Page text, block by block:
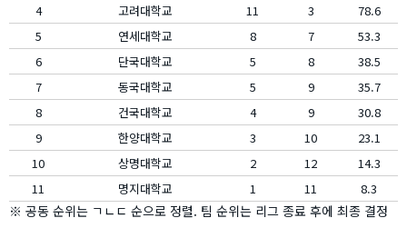
4
고려대학교 11 3
78.6
5
연세대학교 8 7
53.3
6
단국대학교 5 8
38.5
7
동국대학교 5 9
35.7
8
건국대학교 4 9
30.8
9
한양대학교 3 10
23.1
10
상명대학교 2 12
14.3
11
명지대학교 1 11 8.3
※ 공동 순위는 ㄱㄴㄷ 순으로 정렬. 팀 순위는 리그 종료 후에 최종 결정